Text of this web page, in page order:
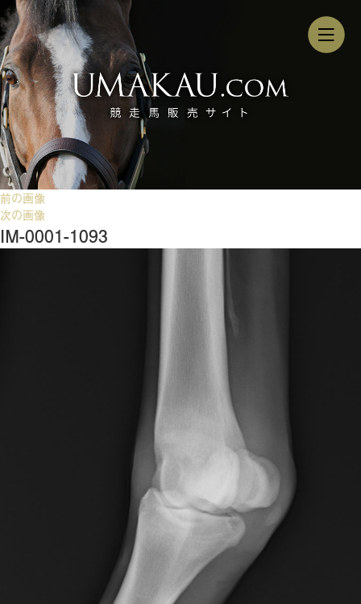
前の画像
次の画像
IM-0001-1093